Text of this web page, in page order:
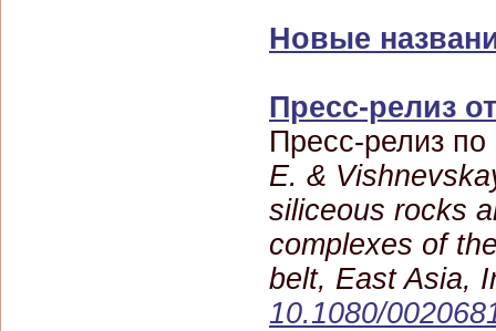
Новые
Пресс-релиз
Пресс-релиз по
E. &
siliceous rocks
complexes of
belt, East Asia,
10.1080/